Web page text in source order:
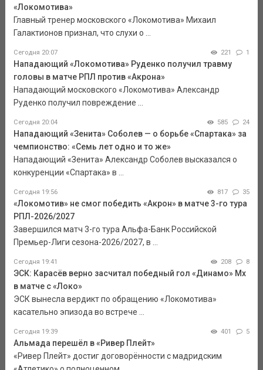
«Локомотива»
Главный тренер московского «Локомотива» Михаил
Галактионов признал, что слухи о ...
Сегодня 20:07 221 1
Нападающий «Локомотива» Руденко получил травму
головы в матче РПЛ против «Акрона»
Нападающий московского «Локомотива» Александр
Руденко получил повреждение ...
Сегодня 20:04 585 24
Нападающий «Зенита» Соболев — о борьбе «Спартака» за
чемпионство: «Семь лет одно и то же»
Нападающий «Зенита» Александр Соболев высказался о
конкуренции «Спартака» в ...
Сегодня 19:56 817 35
«Локомотив» не смог победить «Акрон» в матче 3-го тура
РПЛ-2026/2027
Завершился матч 3-го тура Альфа-Банк Российской
Премьер-Лиги сезона-2026/2027, в ...
Сегодня 19:41 208 8
ЭСК: Карасёв верно засчитал победный гол «Динамо» Мх
в матче с «Локо»
ЭСК вынесла вердикт по обращению «Локомотива»
касательно эпизода во встрече ...
Сегодня 19:39 401 5
Альмада перешёл в «Ривер Плейт»
«Ривер Плейт» достиг договорённости с мадридским